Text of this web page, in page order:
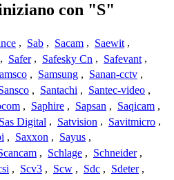
con "S"
, Sab , Sacam , Saewit ,
, Safer , Safesky Cn , Safevant ,
, Samsung , Sanan-cctv ,
, Santachi , Santec-video ,
, Saphire , Sapsan , Saqicam ,
Sas Digital , Satvision , Savitmicro ,
, Saxxon , Sayus ,
, Schlage , Schneider ,
, Scv3 , Scw , Sdc , Sdeter ,